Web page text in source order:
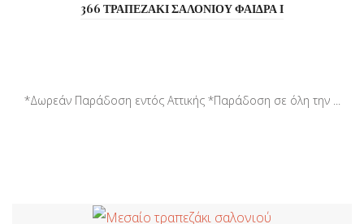
366 ΤΡΑΠΕΖΑΚΙ ΣΑΛΟΝΙΟΥ ΦΑΙΔΡΑ Ι
*Δωρεάν Παράδοση εντός Αττικής *Παράδοση σε όλη την ...